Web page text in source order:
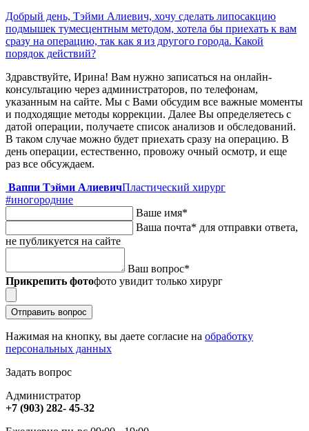
Добрый день, Тэйми Алиевич, хочу сделать липосакцию
подмышек тумесцентным методом, хотела бы приехать к вам
сразу на операцию, так как я из другого города. Какой
порядок действий?
Здравствуйте, Ирина! Вам нужно записаться на онлайн-
консультацию через администраторов, по телефонам,
указанным на сайте. Мы с Вами обсудим все важные моменты
и подходящие методы коррекции. Далее Вы определяетесь с
датой операции, получаете список анализов и обследований.
В таком случае можно будет приехать сразу на операцию. В
день операции, естественно, провожу очный осмотр, и еще
раз все обсуждаем.
Ваппи Тэйми АлиевичПластический хирург
#иногородние
Ваше имя*
Ваша почта* для отправки ответа,
не публикуется на сайте
Ваш вопрос*
Прикрепить фотофото увидит только хирург
Отправить вопрос
Нажимая на кнопку, вы даете согласие на обработку
персональных данных
Задать вопрос
Администратор
+7 (903) 282- 45-32